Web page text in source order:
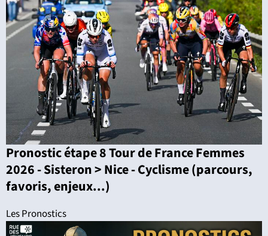
Pronostic étape 8 Tour de France Femmes
2026 - Sisteron > Nice - Cyclisme (parcours,
favoris, enjeux...)
Les Pronostics